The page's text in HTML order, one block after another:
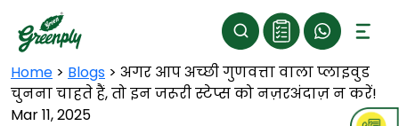
Home > Blogs > अगर आप अच्छी गुणवत्ता वाला प्लाइवुड
चुनना चाहते हैं, तो इन जरूरी स्टेप्स को नज़रअंदाज़ न करें!
Mar 11, 2025